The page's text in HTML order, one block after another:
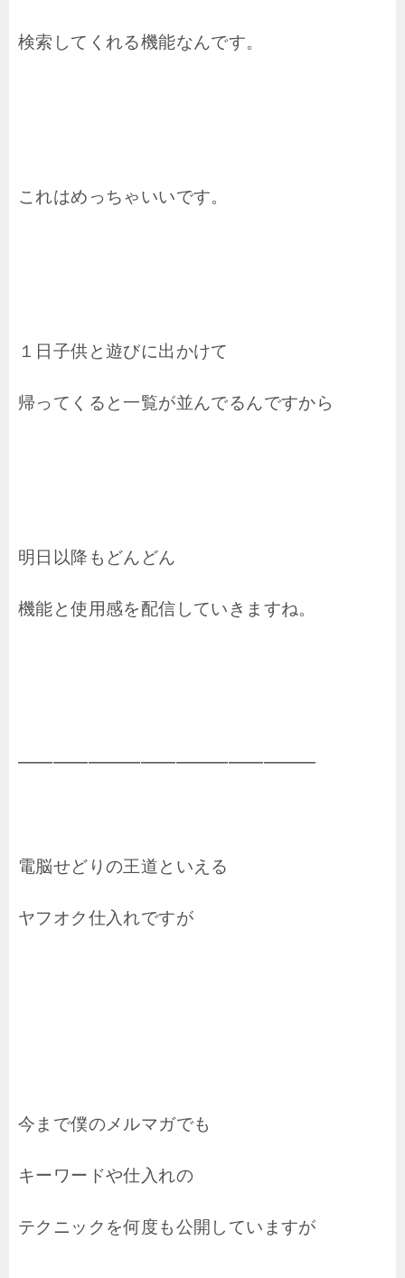
検索してくれる機能なんです。
これはめっちゃいいです。
１日子供と遊びに出かけて
帰ってくると一覧が並んでるんですから
明日以降もどんどん
機能と使用感を配信していきますね。
━━━━━━━━━━━━━━━━━
電脳せどりの王道といえる
ヤフオク仕入れですが
今まで僕のメルマガでも
キーワードや仕入れの
テクニックを何度も公開していますが